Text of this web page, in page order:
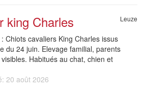
king Charles Leuze
Chiots cavaliers King Charles issus
du 24 juin. Elevage familial, parents
Habitués au chat, chien et
20 août 2026